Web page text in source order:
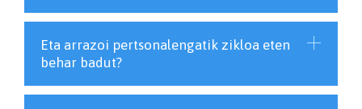
Eta arrazoi pertsonalengatik zikloa eten
behar badut?